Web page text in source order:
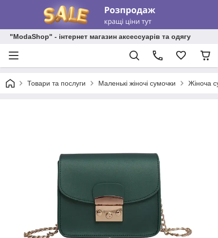
"ModaShop" - інтернет магазин аксессуарів та одягу
Товари та послуги Маленькі жіночі сумочки Жіноча